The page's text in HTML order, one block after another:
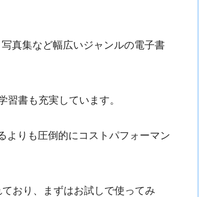
真集など幅広いジャンルの電子書
書も充実しています。
よりも圧倒的にコストパフォーマン
ており、まずはお試しで使ってみ